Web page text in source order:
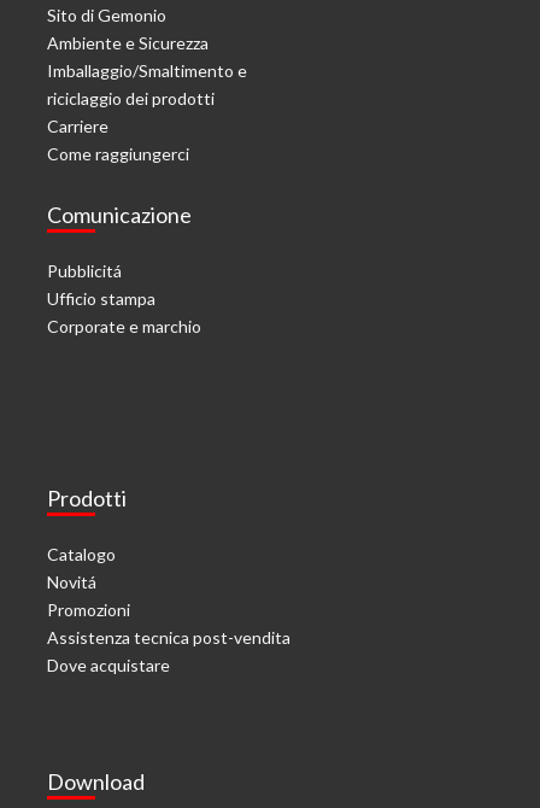
Sito di Gemonio
Ambiente e Sicurezza
Imballaggio/Smaltimento e
riciclaggio dei prodotti
Carriere
Come raggiungerci
Comunicazione
Pubblicitá
Ufficio stampa
Corporate e marchio
Prodotti
Catalogo
Novitá
Promozioni
Assistenza tecnica post-vendita
Dove acquistare
Download